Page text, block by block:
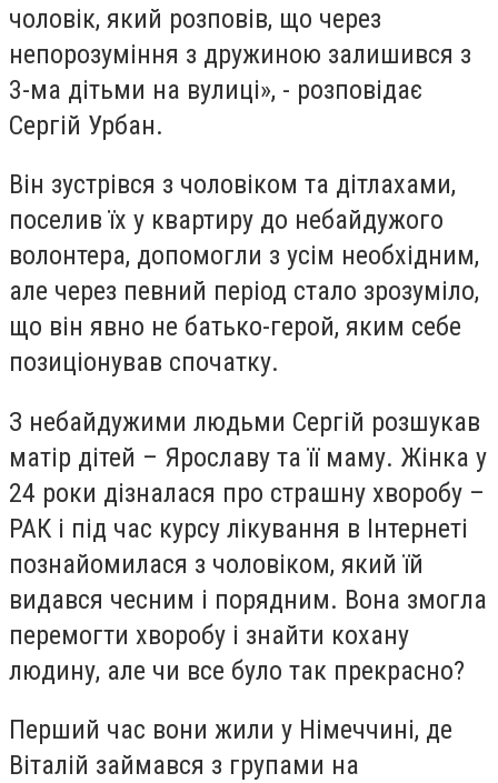
чоловік, який розповів, що через
непорозуміння з дружиною залишився з
3-ма дітьми на вулиці», - розповідає
Сергій Урбан.
Він зустрівся з чоловіком та дітлахами,
поселив їх у квартиру до небайдужого
волонтера, допомогли з усім необхідним,
але через певний період стало зрозуміло,
що він явно не батько-герой, яким себе
позиціонував спочатку.
З небайдужими людьми Сергій розшукав
матір дітей – Ярославу та її маму. Жінка у
24 роки дізналася про страшну хворобу –
РАК і під час курсу лікування в Інтернеті
познайомилася з чоловіком, який їй
видався чесним і порядним. Вона змогла
перемогти хворобу і знайти кохану
людину, але чи все було так прекрасно?
Перший час вони жили у Німеччині, де
Віталій займався з групами на